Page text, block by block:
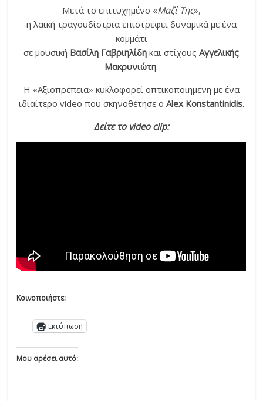
Μετά το επιτυχημένο «Μαζί Της»,
η λαϊκή τραγουδίστρια επιστρέφει δυναμικά με ένα
κομμάτι
σε μουσική Βασίλη Γαβριηλίδη και στίχουςΑγγελικής
Μακρυνιώτη.
Η «Αξιοπρέπεια» κυκλοφορεί οπτικοποιημένη με ένα
ιδιαίτερο video που σκηνοθέτησε ο Alex Κonstantinidis.
Δείτε το video clip:
Κοινοποιήστε:
Εκτύπωση
Μου αρέσει αυτό: